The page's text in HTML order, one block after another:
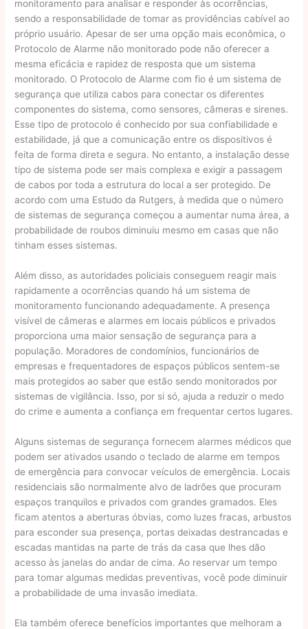
monitoramento para analisar e responder às ocorrências,
sendo a responsabilidade de tomar as providências cabível ao
próprio usuário. Apesar de ser uma opção mais econômica, o
Protocolo de Alarme não monitorado pode não oferecer a
mesma eficácia e rapidez de resposta que um sistema
monitorado. O Protocolo de Alarme com fio é um sistema de
segurança que utiliza cabos para conectar os diferentes
componentes do sistema, como sensores, câmeras e sirenes.
Esse tipo de protocolo é conhecido por sua confiabilidade e
estabilidade, já que a comunicação entre os dispositivos é
feita de forma direta e segura. No entanto, a instalação desse
tipo de sistema pode ser mais complexa e exigir a passagem
de cabos por toda a estrutura do local a ser protegido. De
acordo com uma Estudo da Rutgers, à medida que o número
de sistemas de segurança começou a aumentar numa área, a
probabilidade de roubos diminuiu mesmo em casas que não
tinham esses sistemas.
Além disso, as autoridades policiais conseguem reagir mais
rapidamente a ocorrências quando há um sistema de
monitoramento funcionando adequadamente. A presença
visível de câmeras e alarmes em locais públicos e privados
proporciona uma maior sensação de segurança para a
população. Moradores de condomínios, funcionários de
empresas e frequentadores de espaços públicos sentem-se
mais protegidos ao saber que estão sendo monitorados por
sistemas de vigilância. Isso, por si só, ajuda a reduzir o medo
do crime e aumenta a confiança em frequentar certos lugares.
Alguns sistemas de segurança fornecem alarmes médicos que
podem ser ativados usando o teclado de alarme em tempos
de emergência para convocar veículos de emergência. Locais
residenciais são normalmente alvo de ladrões que procuram
espaços tranquilos e privados com grandes gramados. Eles
ficam atentos a aberturas óbvias, como luzes fracas, arbustos
para esconder sua presença, portas deixadas destrancadas e
escadas mantidas na parte de trás da casa que lhes dão
acesso às janelas do andar de cima. Ao reservar um tempo
para tomar algumas medidas preventivas, você pode diminuir
a probabilidade de uma invasão imediata.
Ela também oferece benefícios importantes que melhoram a